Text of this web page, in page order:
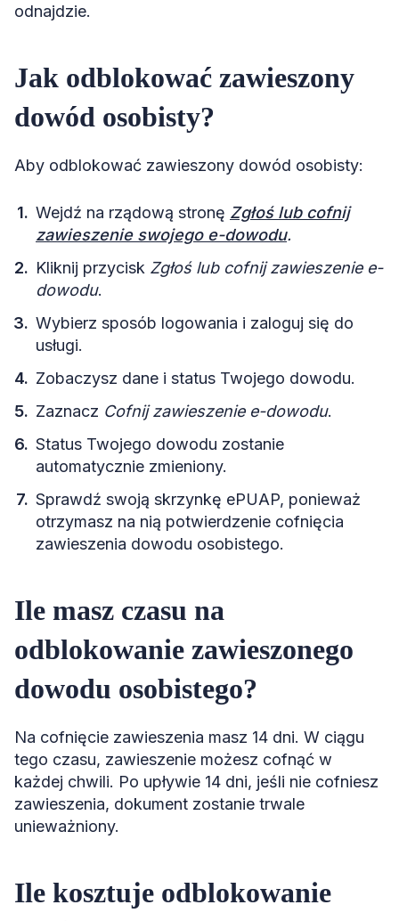
odnajdzie.
Jak odblokować zawieszony
dowód osobisty?
Aby odblokować zawieszony dowód osobisty:
Wejdź na rządową stronę Zgłoś lub cofnij
zawieszenie swojego e-dowodu.
Kliknij przycisk Zgłoś lub cofnij zawieszenie e-
dowodu.
Wybierz sposób logowania i zaloguj się do
usługi.
Zobaczysz dane i status Twojego dowodu.
Zaznacz Cofnij zawieszenie e-dowodu.
Status Twojego dowodu zostanie
automatycznie zmieniony.
Sprawdź swoją skrzynkę ePUAP, ponieważ
otrzymasz na nią potwierdzenie cofnięcia
zawieszenia dowodu osobistego.
Ile masz czasu na
odblokowanie zawieszonego
dowodu osobistego?
Na cofnięcie zawieszenia masz 14 dni. W ciągu
tego czasu, zawieszenie możesz cofnąć w
każdej chwili. Po upływie 14 dni, jeśli nie cofniesz
zawieszenia, dokument zostanie trwale
unieważniony.
Ile kosztuje odblokowanie